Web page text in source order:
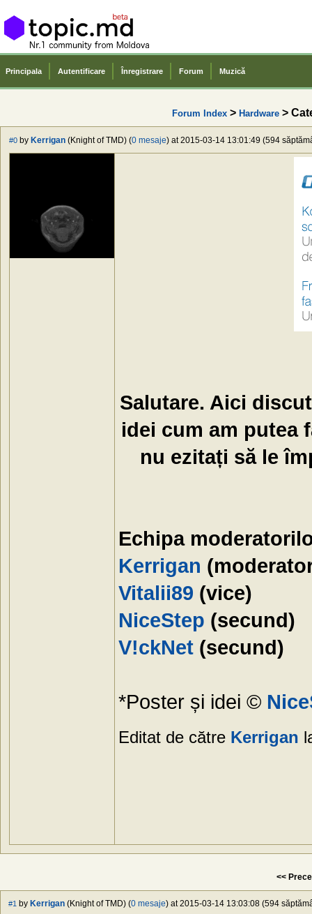
Principala Autentificare Înregistrare Forum Muzică
Forum Index > Hardware >
#0 by Kerrigan (Knight of TMD) (0 mesaje) at 2015-03-14 13:01:49 (594
Salutare. Aici
idei cum am putea
nu ezitați să le
Echipa
Kerrigan
Vitalii89 (vice)
NiceStep (secund)
V!ckNet (secund)
*Poster și idei ©
Editat de către Kerrigan
<<
#1 by Kerrigan (Knight of TMD) (0 mesaje) at 2015-03-14 13:03:08 (594